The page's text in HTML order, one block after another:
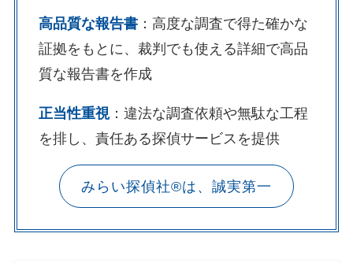
高品質な報告書：高度な調査で得た確かな
証拠をもとに、裁判でも使える詳細で高品
質な報告書を作成
正当性重視：違法な調査依頼や無駄な工程
を排し、責任ある探偵サービスを提供
みらい探偵社®︎は、誠実第一